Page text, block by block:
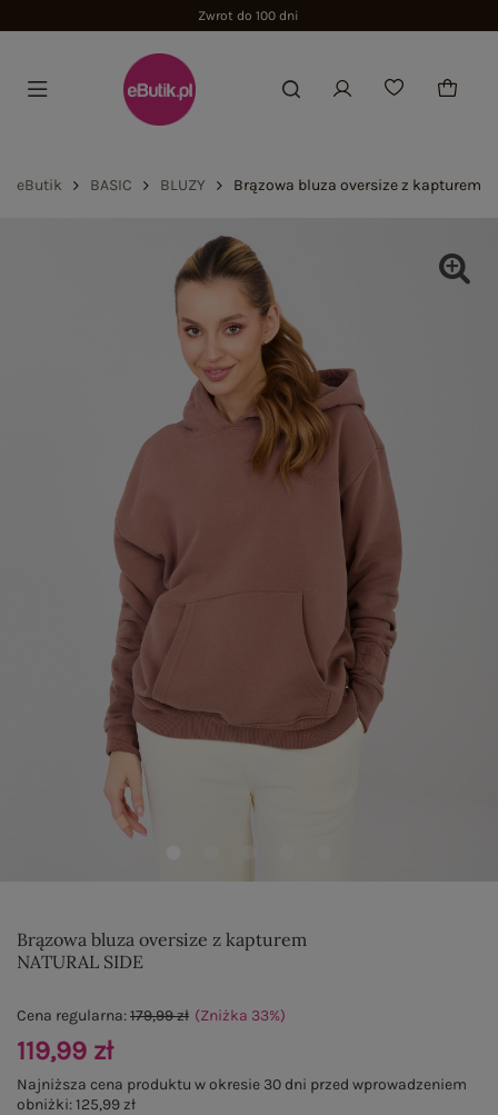
Zwrot do 100 dni
eButik BASIC BLUZY Brązowa bluza oversize z kapturem
Brązowa bluza oversize z kapturem
NATURAL SIDE
Cena regularna:179,99 zł (Zniżka 33%)
119,99 zł
Najniższa cena produktu w okresie 30 dni przed wprowadzeniem
obniżki:125,99 zł